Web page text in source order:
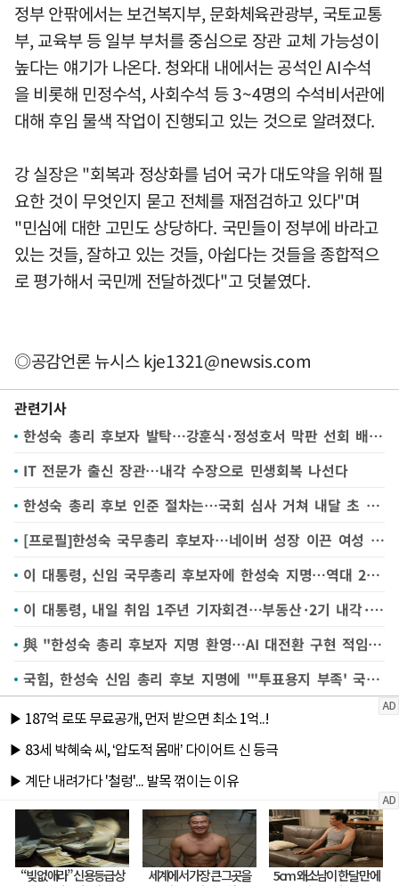
정부 안팎에서는 보건복지부, 문화체육관광부, 국토교통
부, 교육부 등 일부 부처를 중심으로 장관 교체 가능성이
높다는 얘기가 나온다. 청와대 내에서는 공석인 AI수석
을 비롯해 민정수석, 사회수석 등 3~4명의 수석비서관에
대해 후임 물색 작업이 진행되고 있는 것으로 알려졌다.
강 실장은 "회복과 정상화를 넘어 국가 대도약을 위해 필
요한 것이 무엇인지 묻고 전체를 재점검하고 있다"며
"민심에 대한 고민도 상당하다. 국민들이 정부에 바라고
있는 것들, 잘하고 있는 것들, 아쉽다는 것들을 종합적으
로 평가해서 국민께 전달하겠다"고 덧붙였다.
◎공감언론 뉴시스kje1321@newsis.com
관련기사
한성숙 총리 후보자 발탁…강훈식·정성호서 막판 선회 배경은
IT 전문가 출신 장관…내각 수장으로 민생회복 나선다
한성숙 총리 후보 인준 절차는…국회 심사 거쳐 내달 초 임명 전망
[프로필]한성숙 국무총리 후보자…네이버 성장 이끈 여성 IT 리더
이 대통령, 신임 국무총리 후보자에 한성숙 지명…역대 2번째 여성 총리(종합)
이 대통령, 내일 취임 1주년 기자회견…부동산·2기 내각·특검법 등 주목
與 "한성숙 총리 후보자 지명 환영…AI 대전환 구현 적임자"
국힘, 한성숙 신임 총리 후보 지명에 "'투표용지 부족' 국면 전환용"